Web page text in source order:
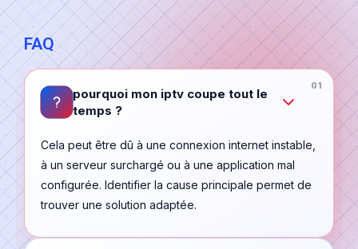
FAQ
pourquoi mon iptv coupe tout le
temps ?
Cela peut être dû à une connexion internet instable,
à un serveur surchargé ou à une application mal
configurée. Identifier la cause principale permet de
trouver une solution adaptée.